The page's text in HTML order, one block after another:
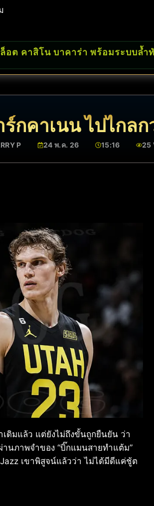
อต คาสิโน บาคาร่า พร้อมระบบล้ำ
ร์กคาเนน ไปไกล
P 24 พ.ค. 26 15:16 25
เดิมแล้ว แต่ยังไม่ถึงขั้นถูกยืนยัน ว่า
นภาพจำของ “บิ๊กแมนสายทำแต้ม”
เขาพิสูจน์แล้วว่า ไม่ได้มีดีแค่ชู้ต